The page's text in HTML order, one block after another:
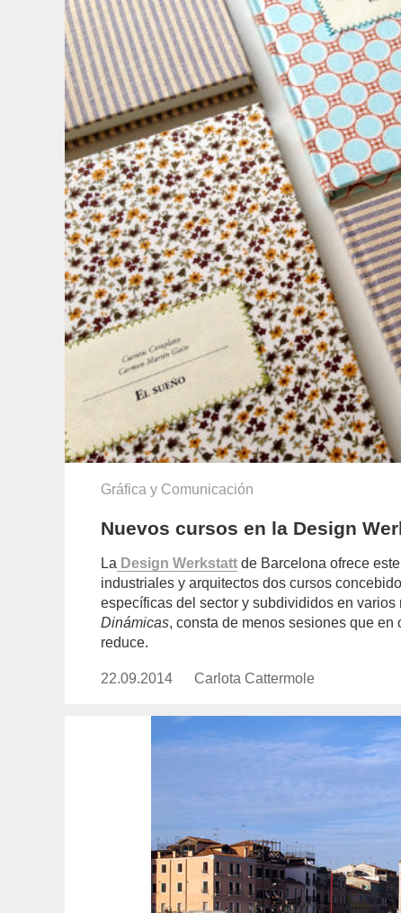
Gráfica y Comunicación
Nuevos cursos en la Design
La Design Werkstattde Barcelona ofrece
industriales y arquitectos dos cursos
específicas del sector y subdivididos en
Dinámicas, consta de menos sesiones que
reduce.
Publicado
22.09.2014 https://www.experimenta.es/
Carlota Cattermole